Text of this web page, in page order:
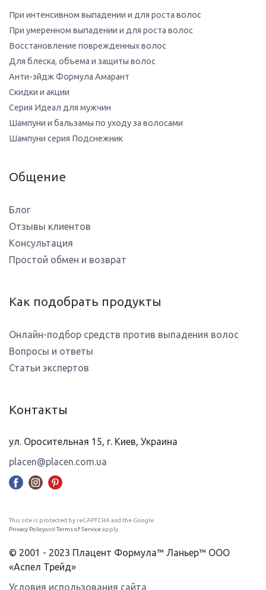
При интенсивном выпадении и для роста волос
При умеренном выпадении и для роста волос
Восстановление поврежденных волос
Для блеска, объема и защиты волос
Анти-эйдж Формула Амарант
Скидки и акции
Серия Идеал для мужчин
Шампуни и бальзамы по уходу за волосами
Шампуни серия Подснежник
Общение
Блог
Отзывы клиентов
Консультация
Простой обмен и возврат
Как подобрать продукты
Онлайн-подбор средств против выпадения волос
Вопросы и ответы
Статьи экспертов
Контакты
ул. Оросительная 15, г. Киев, Украина
placen@placen.com.ua
This site is protected by reCAPTCHA and the Google
Privacy Policyand Terms of Serviceapply.
© 2001 - 2023 Плацент Формула™ Ланьер™ ООО
«Аспел Трейд»
Условия использования сайта